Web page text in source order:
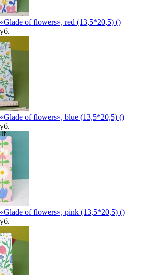
of flowers», red (13,5*20,5) ()
of flowers», blue (13,5*20,5) ()
of flowers», pink (13,5*20,5) ()